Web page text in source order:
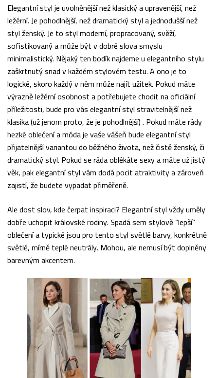
Elegantní styl je uvolněnější než klasický a upravenější, než
ležérní. Je pohodlnější, než dramatický styl a jednodušší než
styl ženský. Je to styl moderní, propracovaný, svěží,
sofistikovaný a může být v dobré slova smyslu
minimalistický. Nějaký ten bodík najdeme u elegantního stylu
zaškrtnutý snad v každém stylovém testu. A ono je to
logické, skoro každý v něm může najít užitek. Pokud máte
výrazně ležérní osobnost a potřebujete chodit na oficiální
příležitosti, bude pro vás elegantní styl stravitelnější než
klasika (už jenom proto, že je pohodlnější) . Pokud máte rády
hezké oblečení a móda je vaše vášeň bude elegantní styl
přijatelnější variantou do běžného života, než čistě ženský, či
dramatický styl. Pokud se ráda oblékáte sexy a máte už jistý
věk, pak elegantní styl vám dodá pocit atraktivity a zároveň
zajistí, že budete vypadat přiměřeně.
Ale dost slov, kde čerpat inspiraci? Elegantní styl vždy uměly
dobře uchopit královské rodiny. Spadá sem stylově “lepší”
oblečení a typické jsou pro tento styl světlé barvy, konkrétně
světlé, mírně teplé neutrály. Mohou, ale nemusí být doplněny
barevným akcentem.